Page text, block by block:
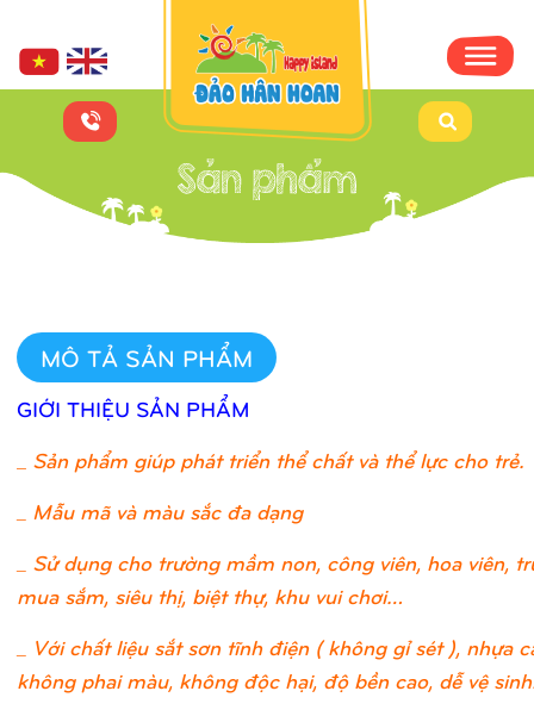
MÔ TẢ SẢN PHẨM
GIỚI THIỆU SẢN PHẨM
Sản phẩm giúp phát triển thể chất và thể lực cho trẻ.
_ Mẫu mã và màu sắc đa dạng
_ Sử dụng cho trường mầm non, công viên, hoa viên,
mua sắm, siêu thị, biệt thự, khu vui chơi…
_ Với chất liệu sắt sơn tĩnh điện ( không gỉ sét ), nhựa
không phai màu, không độc hại, độ bền cao, dễ vệ